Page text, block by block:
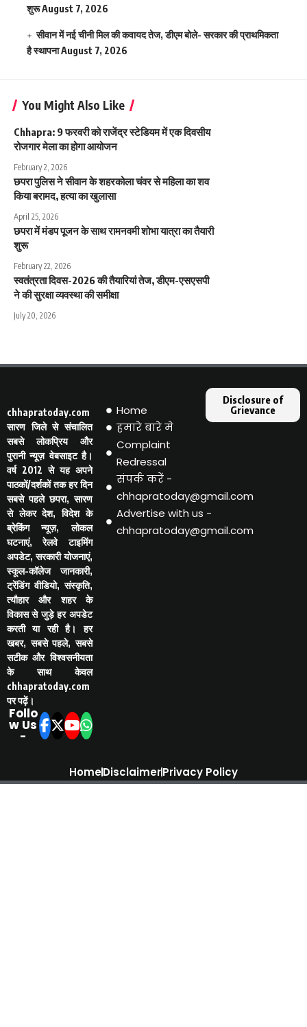
शुरूAugust 7, 2026
सीवान में नई चीनी मिल की कवायद तेज, डीएम बोले- सरकार की प्राथमिकता
है स्थापनाAugust 7, 2026
You Might Also Like
Chhapra: 9 फरवरी को राजेंद्र स्टेडियम में एक दिवसीय
रोजगार मेला का होगा आयोजन
February 2, 2026
छपरा पुलिस ने सीवान के शहरकोला चंवर से महिला का शव
किया बरामद, हत्या का खुलासा
April 25, 2026
छपरा में मंडप पूजन के साथ रामनवमी शोभा यात्रा का तैयारी
शुरू
February 22, 2026
स्वतंत्रता दिवस-2026 की तैयारियां तेज, डीएम-एसएसपी
ने की सुरक्षा व्यवस्था की समीक्षा
July 20, 2026
chhapratoday.com
सारण जिले से संचालित
सबसे लोकप्रिय और
पुरानी न्यूज़ वेबसाइट है।
वर्ष 2012 से यह अपने
पाठकों/दर्शकों तक हर दिन
सबसे पहले छपरा, सारण
से लेकर देश, विदेश के
ब्रेकिंग न्यूज़, लोकल
घटनाएं, रेलवे टाइमिंग
अपडेट, सरकारी योजनाएं,
स्कूल-कॉलेज जानकारी,
ट्रेंडिंग वीडियो, संस्कृति,
त्यौहार और शहर के
विकास से जुड़े हर अपडेट
करती या रही है। हर
खबर, सबसे पहले, सबसे
सटीक और विश्वसनीयता
के साथ केवल
chhapratoday.com
पर पढ़ें।
Follo
w Us
-
Home
हमारे बारे मे
Complaint
Redressal
संपर्क करें -
chhapratoday@gmail.com
Advertise with us -
chhapratoday@gmail.com
Disclosure of
Grievance
HomeDisclaimerPrivacy Policy